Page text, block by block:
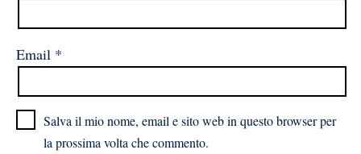
Email *
Salva il mio nome, email e sito web in questo browser per
la prossima volta che commento.